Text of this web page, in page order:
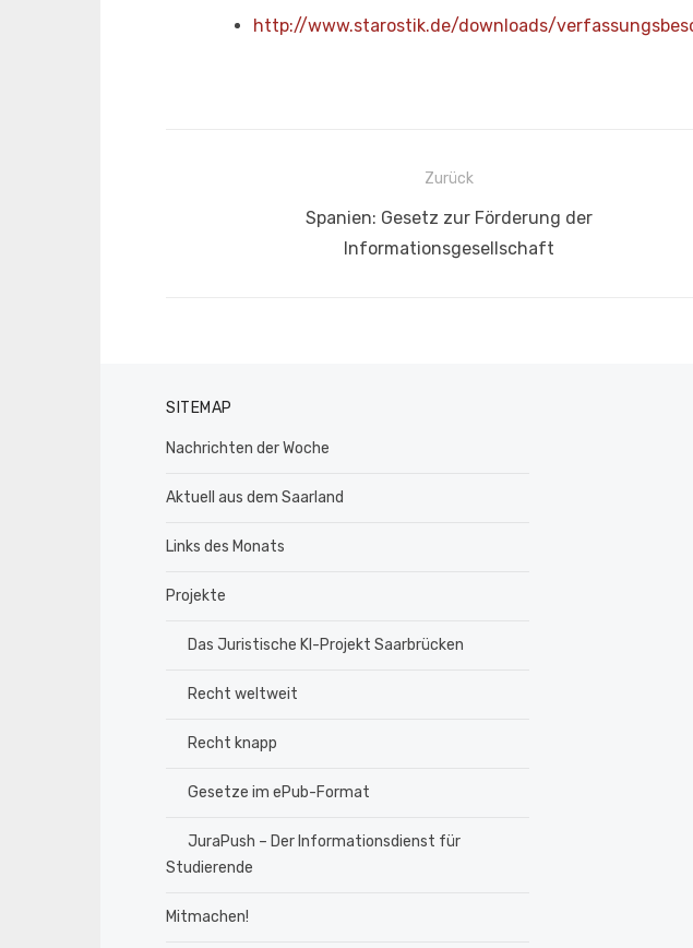
http://www.starostik.de/downloads/
BeitragsnavigationZurück
Spanien: Gesetz zur Förderung der
Informationsgesellschaft
SITEMAP
Nachrichten der Woche
Aktuell aus dem Saarland
Links des Monats
Projekte
Das Juristische KI-Projekt Saarbrücken
Recht weltweit
Recht knapp
Gesetze im ePub-Format
JuraPush – Der Informationsdienst für
Studierende
Mitmachen!